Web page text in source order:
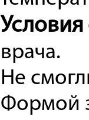
Условия
врача.
Не
Формой